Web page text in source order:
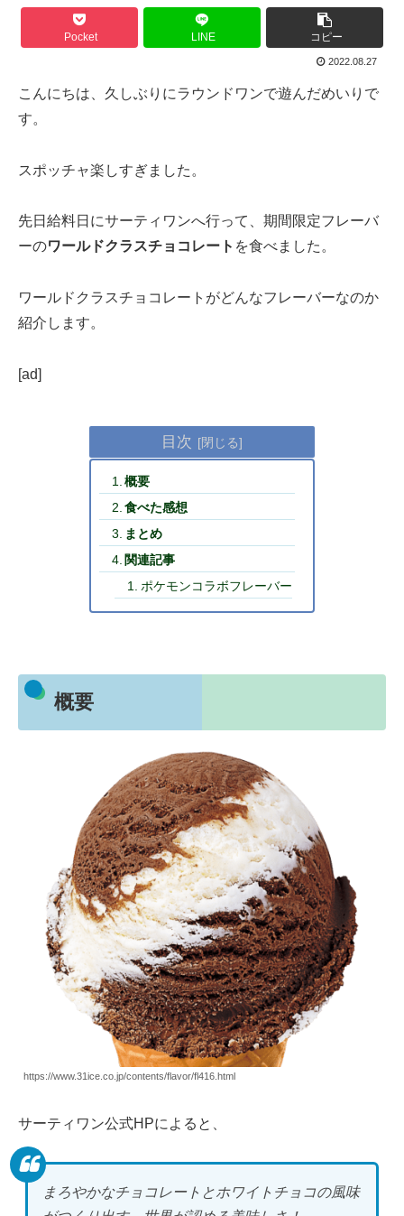
Pocket LINE コピー
2022.08.27
こんにちは、久しぶりにラウンドワンで遊んだめいりで
す。
スポッチャ楽しすぎました。
先日給料日にサーティワンへ行って、期間限定フレーバ
ーのワールドクラスチョコレート を食べました。
ワールドクラスチョコレートがどんなフレーバーなのか
紹介します。
[ad]
目次
概要
食べた感想
まとめ
関連記事
ポケモンコラボフレーバー
概要
https://www.31ice.co.jp/contents/flavor/fl416.html
サーティワン公式HPによると、
まろやかなチョコレートとホワイトチョコの風味